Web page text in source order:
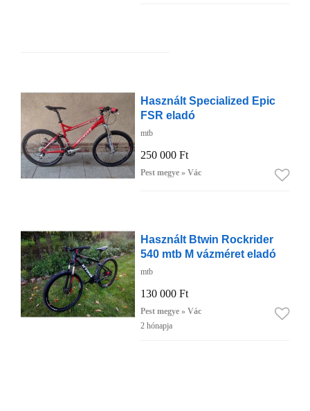
Használt Specialized Epic
FSR eladó
mtb
250 000 Ft
Pest megye » Vác
Használt Btwin Rockrider
540 mtb M vázméret eladó
mtb
130 000 Ft
Pest megye » Vác
2 hónapja